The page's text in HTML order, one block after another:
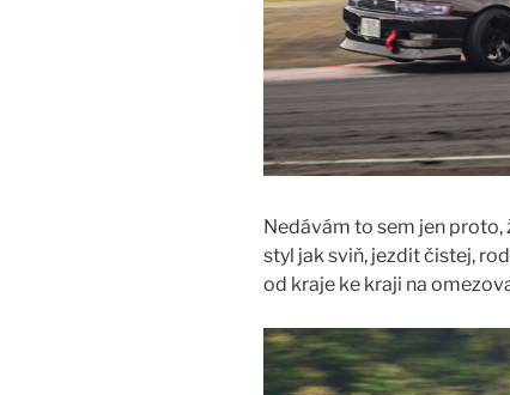
Nedávám to sem jen proto,
styl jak sviň, jezdit čistej,
od kraje ke kraji na